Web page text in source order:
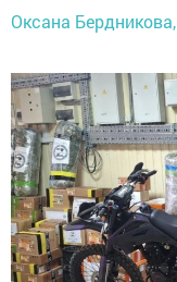
Оксана Бердникова,